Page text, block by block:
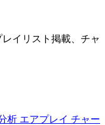
イリスト掲載、チャ
析 エアプレイ チャー